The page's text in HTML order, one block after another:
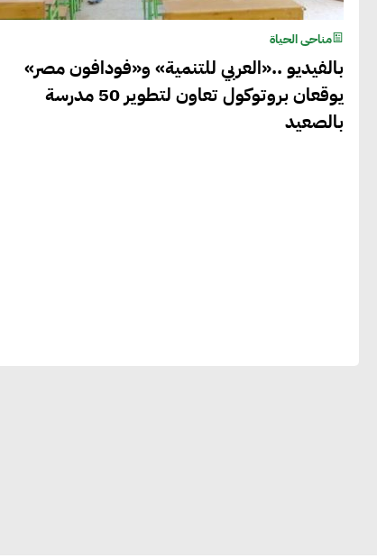
مناحى الحياة
بالفيديو ..«العربي للتنمية» و«فودافون مصر»
يوقعان بروتوكول تعاون لتطوير 50 مدرسة
بالصعيد